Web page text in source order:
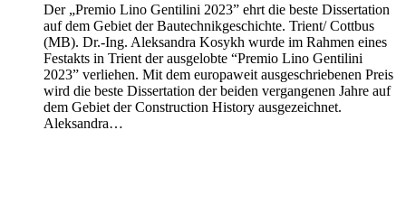
Der „Premio Lino Gentilini 2023” ehrt die beste Dissertation
auf dem Gebiet der Bautechnikgeschichte. Trient/ Cottbus
(MB). Dr.-Ing. Aleksandra Kosykh wurde im Rahmen eines
Festakts in Trient der ausgelobte “Premio Lino Gentilini
2023” verliehen. Mit dem europaweit ausgeschriebenen Preis
wird die beste Dissertation der beiden vergangenen Jahre auf
dem Gebiet der Construction History ausgezeichnet.
Aleksandra…